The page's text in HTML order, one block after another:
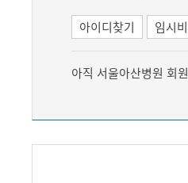
아이디찾기 임시
아직 서울아산병원 회